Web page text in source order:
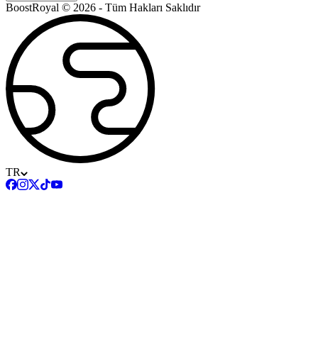
BoostRoyal © 2026 - Tüm Hakları Saklıdır
TR